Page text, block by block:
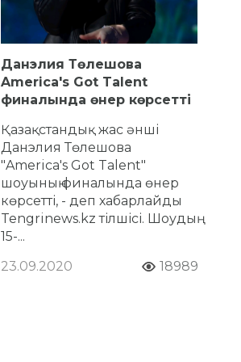
Данэлия Төлешова
America's Got Talent
финалында өнер көрсетті
Қазақстандық жас әнші
Данэлия Төлешова
"America's Got Talent"
шоуының финалында өнер
көрсетті, - деп хабарлайды
Tengrinews.kz тілшісі. Шоудың
15-...
23.09.2020
18989